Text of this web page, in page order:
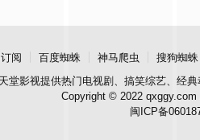
阅 百度蜘蛛 神马爬虫 搜狗蜘蛛
天堂影视提供热门电视剧、搞笑综艺、经
Copyright © 2022
闽ICP备